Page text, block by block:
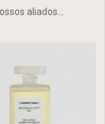
aliados...